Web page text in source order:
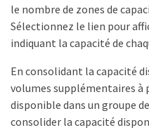
le nombre de zones de
Sélectionnez le lien pour
indiquant la capacité de
En consolidant la capacité
volumes supplémentaires à
disponible dans un groupe
consolider la capacité